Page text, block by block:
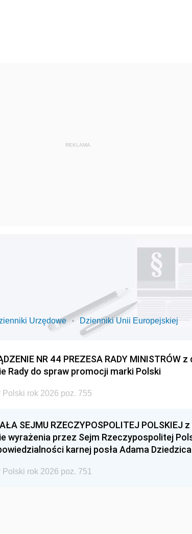
Urzędowe Dzienniki Unii Europejskiej
NR 44 PREZESA RADY MINISTRÓW
Rady do spraw promocji marki Polski
Polski rok 2026 poz. 755
SEJMU RZECZYPOSPOLITEJ POLSKIEJ
wyrażenia przez Sejm Rzeczypospolitej
karnej posła Adama Dziedzica
Polski rok 2026 poz. 751